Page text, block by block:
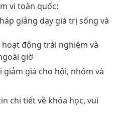
vi toàn quốc:
giảng dạy giá trị sống và
động trải nghiệm và
giờ
giá cho hội, nhóm và
chi tiết về khóa học, vui